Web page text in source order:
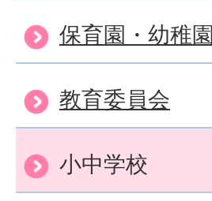
保育園・幼稚園
教育委員会
小中学校